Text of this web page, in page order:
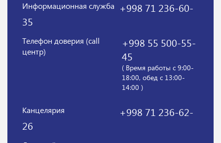
Информационная служба
+998 71 236-60-
35
Телефон доверия (call
центр)
+998 55 500-55-
45
( Время работы с 9:00-
18:00, обед с 13:00-
14:00 )
Канцелярия
+998 71 236-62-
26